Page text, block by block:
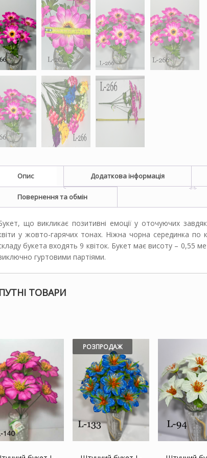
Опис Додаткова інформація
Повернення та обмін
що викликає позитивні емоції у оточуючих
у жовто-гарячих тонах. Ніжна чорна серединка
букета входять 9 квіток. Букет має висоту – 0,55
гуртовими партіями.
ТОВАРИ
РОЗПРОДАЖ